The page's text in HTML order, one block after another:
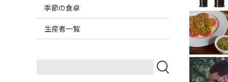
季節の食卓
生産者一覧